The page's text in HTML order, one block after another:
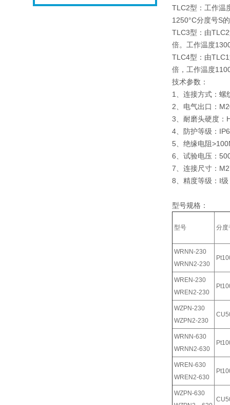
TLC2型：工作温
1250°C分度号S
TLC3型：由
倍。工作温度
TLC4型：由
倍，工作温度
技术参数：
1、连接方式：螺
2、电气出口：
3、耐磨头硬
4、防护等级
5、绝缘电阻
6、试验电压
7、连接尺寸：
8、精度等级：I级
型号规格：
型号 分度
WRNN-230
WRNN2-230
WREN-230
WREN2-230
WZPN-230
WZPN2-230
WRNN-630
WRNN2-630
WREN-630
WREN2-630
WZPN-630